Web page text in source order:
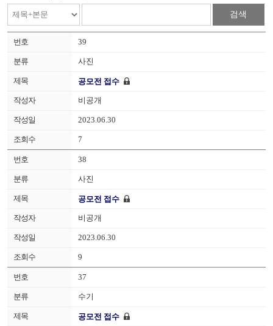
검색
39
사진
공모전 접수
비공개
2023.06.30
7
38
사진
공모전 접수
비공개
2023.06.30
9
37
수기
공모전 접수